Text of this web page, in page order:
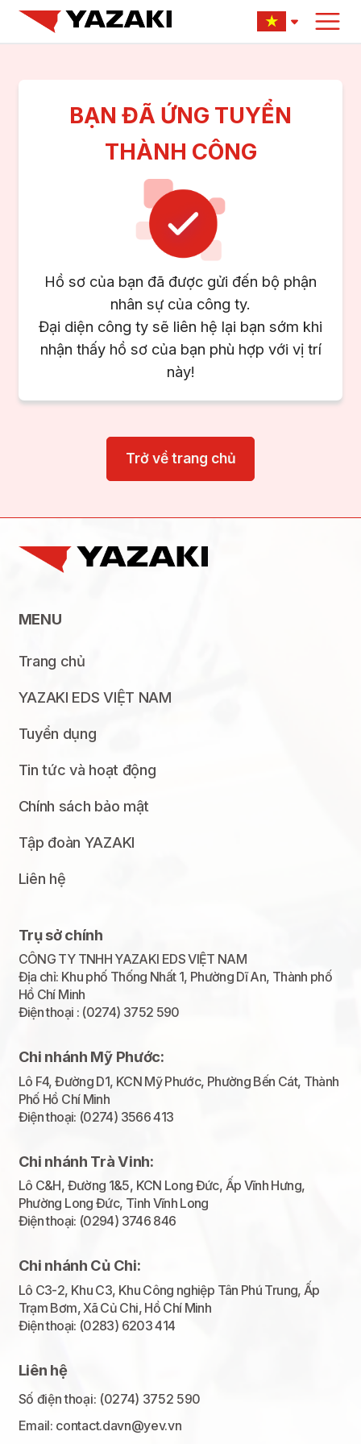
BẠN ĐÃ ỨNG TUYỂN
THÀNH CÔNG
Hồ sơ của bạn đã được gửi đến bộ phận
nhân sự của công ty.
Đại diện công ty sẽ liên hệ lại bạn sớm khi
nhận thấy hồ sơ của bạn phù hợp với vị trí
này!
Trở về trang chủ
MENU
Trang chủ
YAZAKI EDS VIỆT NAM
Tuyển dụng
Tin tức và hoạt động
Chính sách bảo mật
Tập đoàn YAZAKI
Liên hệ
Trụ sở chính
CÔNG TY TNHH YAZAKI EDS VIỆT NAM
Địa chỉ: Khu phố Thống Nhất 1, Phường Dĩ An, Thành phố
Hồ Chí Minh
Điện thoại : (0274) 3752 590
Chi nhánh Mỹ Phước:
Lô F4, Đường D1, KCN Mỹ Phước, Phường Bến Cát, Thành
Phố Hồ Chí Minh
Điện thoại: (0274) 3566 413
Chi nhánh Trà Vinh:
Lô C&H, Đường 1&5, KCN Long Đức, Ấp Vĩnh Hưng,
Phường Long Đức, Tỉnh Vĩnh Long
Điện thoại: (0294) 3746 846
Chi nhánh Củ Chi:
Lô C3-2, Khu C3, Khu Công nghiệp Tân Phú Trung, Ấp
Trạm Bơm, Xã Củ Chi, Hồ Chí Minh
Điện thoại: (0283) 6203 414
Liên hệ
Số điện thoại: (0274) 3752 590
Email: contact.davn@yev.vn